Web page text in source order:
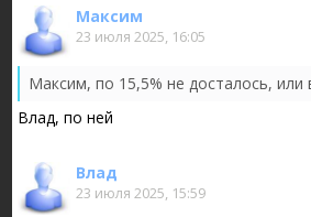
Максим
23 июля 2025, 16:05
Максим, по 15,5% не досталось,
Влад, по ней
Влад
23 июля 2025, 15:59